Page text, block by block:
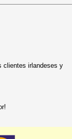
clientes irlandeses y